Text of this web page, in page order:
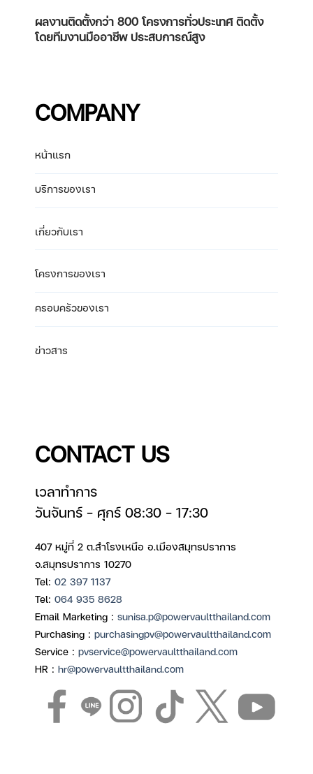
ผลงานติดตั้งกว่า 800 โครงการทั่วประเทศติดตั้ง
โดยทีมงานมืออาชีพ ประสบการณ์สูง
COMPANY
หน้าแรก
บริการของเรา
เกี่ยวกับเรา
โครงการของเรา
ครอบครัวของเรา
ข่าวสาร
CONTACT US
เวลาทำการ
วันจันทร์ – ศุกร์ 08:30 – 17:30
407 หมู่ที่ 2 ต.สำโรงเหนือ อ.เมืองสมุทรปราการ
จ.สมุทรปราการ 10270
Tel: 02 397 1137
Tel: 064 935 8628
Email Marketing : sunisa.p@powervaultthailand.com
Purchasing : purchasingpv@powervaultthailand.com
Service : pvservice@powervaultthailand.com
HR : hr@powervaultthailand.com